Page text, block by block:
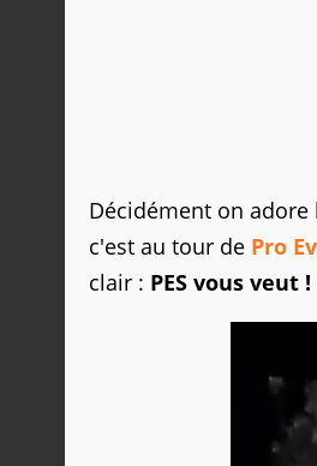
Décidément on
c'est au tour de Pro
clair : PES vous veut !